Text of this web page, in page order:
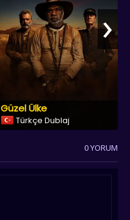
Güzel Ülke
Türkçe Dublaj
›
0 YORUM